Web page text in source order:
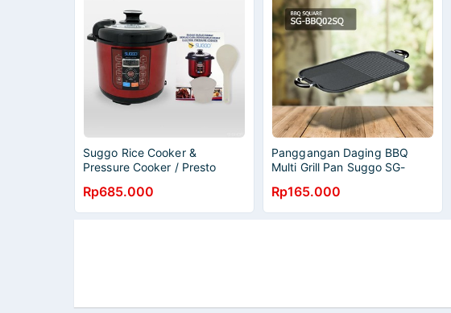
Suggo Rice Cooker &
Pressure Cooker / Presto
Rp685.000
Panggangan Daging BBQ
Multi Grill Pan Suggo SG-
Rp165.000